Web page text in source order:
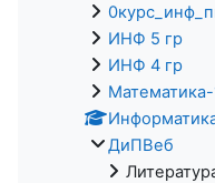
ИНФ 5 гр
ИНФ 4 гр
ДиПВеб